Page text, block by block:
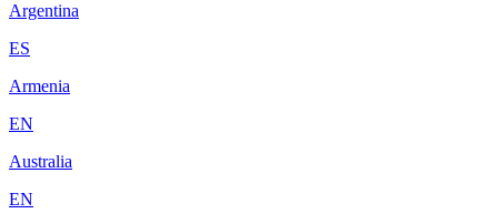
Argentina
ES
Armenia
EN
Australia
EN